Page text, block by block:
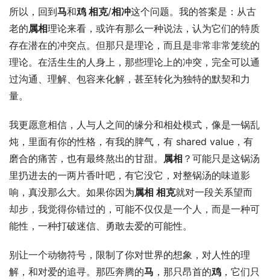
所以，回到马和鸡 相克/相冲这个问题。我的答案是：从古
老的属相理论来看，或许有那么一种说法，认为它们的特质
存在潜在的冲突点。但那只是理论，而且是非常非常笼统的
理论。在活生生的人身上，那些理论上的冲突，完全可以通
过沟通、理解、包容来化解，甚至转化为独特的默契和力
量。
我更愿意相信，人与人之间的缘分和相处模式，像是一锅乱
炖，里面有你的性格，有我的脾气，有 shared value，有
磨合的痛苦，也有最终熬出的甘甜。
属相 ？可能只是这锅汤
里扔进去的一两片香叶吧，有它没它，对整锅汤的味道影
响，真没那么大。如果你因为属相 相克就对一段关系望而
却步，我觉得你错过的，可能不仅仅是一个人，而是一种可
能性，一种打破迷信、勇敢去爱的可能性。
别让一个动物符号，限制了你对世界的想象，对人性的理
解，和对爱的追寻。那匹奔腾的马 ，那只昂首的鸡 ，它们只